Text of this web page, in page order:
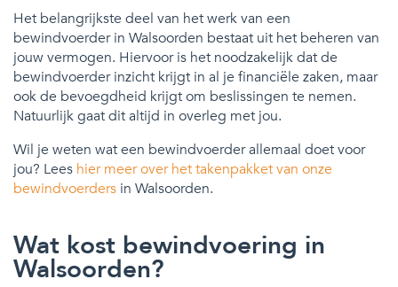
Het belangrijkste deel van het werk van een
bewindvoerder in Walsoorden bestaat uit het beheren van
jouw vermogen. Hiervoor is het noodzakelijk dat de
bewindvoerder inzicht krijgt in al je financiële zaken, maar
ook de bevoegdheid krijgt om beslissingen te nemen.
Natuurlijk gaat dit altijd in overleg met jou.
Wil je weten wat een bewindvoerder allemaal doet voor
jou? Lees hier meer over het takenpakket van onze
bewindvoerders in Walsoorden.
Wat kost bewindvoering in
Walsoorden?